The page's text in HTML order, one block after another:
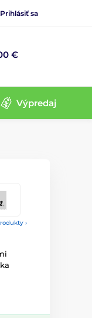
Prihlásiť sa
€
Výpredaj
›